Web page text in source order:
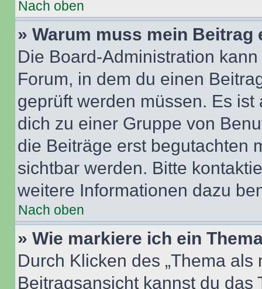
Nach oben
» Warum muss mein
Die Board-Administration
Forum, in dem du einen
geprüft werden müssen. Es
dich zu einer Gruppe von
die Beiträge erst begutachten
sichtbar werden. Bitte
weitere Informationen dazu
Nach oben
» Wie markiere ich ein
Durch Klicken des „Thema
Beitragsansicht kannst du